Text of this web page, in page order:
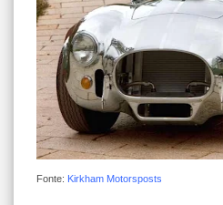
Fonte: Kirkham Motorsposts